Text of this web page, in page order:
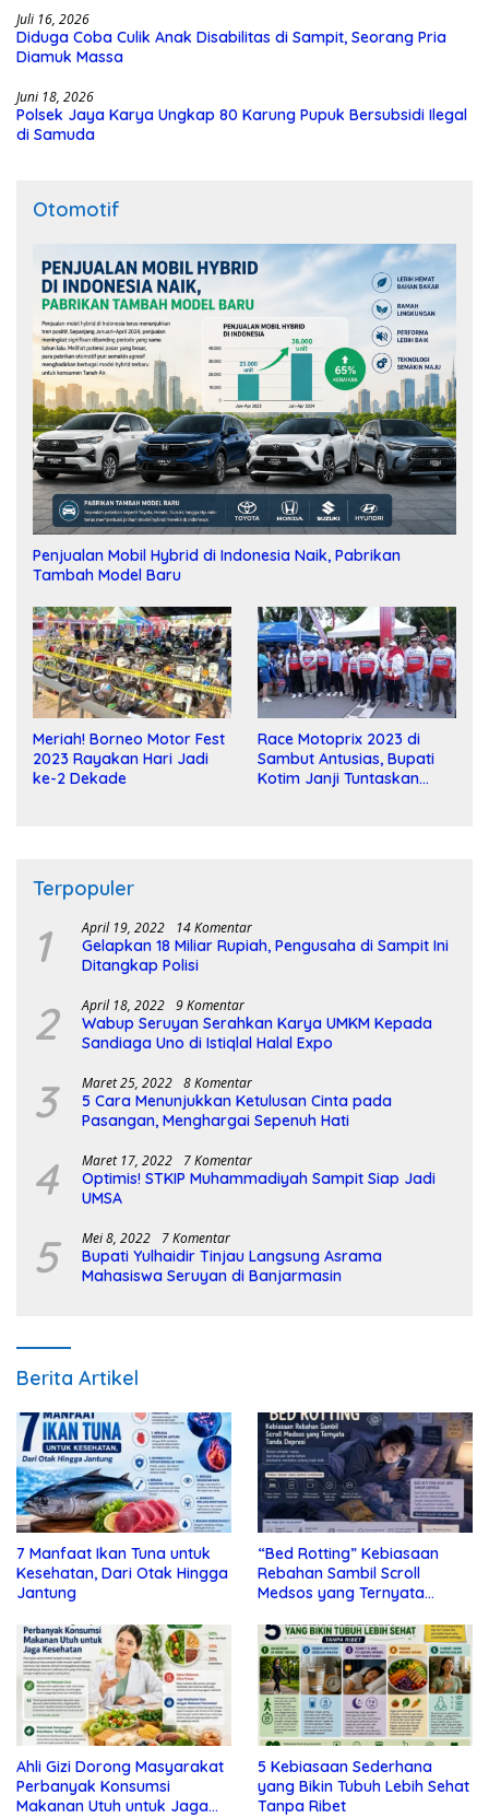
Juli 16, 2026
Diduga Coba Culik Anak Disabilitas di Sampit, Seorang Pria
Diamuk Massa
Juni 18, 2026
Polsek Jaya Karya Ungkap 80 Karung Pupuk Bersubsidi Ilegal
di Samuda
Otomotif
Penjualan Mobil Hybrid di Indonesia Naik, Pabrikan
Tambah Model Baru
Meriah! Borneo Motor Fest
2023 Rayakan Hari Jadi
ke-2 Dekade
Race Motoprix 2023 di
Sambut Antusias, Bupati
Kotim Janji Tuntaskan
Terpopuler
1 April 19, 2022 14 Komentar
Gelapkan 18 Miliar Rupiah, Pengusaha di Sampit Ini
Ditangkap Polisi
2 April 18, 2022 9 Komentar
Wabup Seruyan Serahkan Karya UMKM Kepada
Sandiaga Uno di Istiqlal Halal Expo
3 Maret 25, 2022 8 Komentar
5 Cara Menunjukkan Ketulusan Cinta pada
Pasangan, Menghargai Sepenuh Hati
4 Maret 17, 2022 7 Komentar
Optimis! STKIP Muhammadiyah Sampit Siap Jadi
UMSA
5 Mei 8, 2022 7 Komentar
Bupati Yulhaidir Tinjau Langsung Asrama
Mahasiswa Seruyan di Banjarmasin
Berita Artikel
7 Manfaat Ikan Tuna untuk
Kesehatan, Dari Otak Hingga
Jantung
“Bed Rotting” Kebiasaan
Rebahan Sambil Scroll
Medsos yang Ternyata
Ahli Gizi Dorong Masyarakat
Perbanyak Konsumsi
Makanan Utuh untuk Jaga
5 Kebiasaan Sederhana
yang Bikin Tubuh Lebih Sehat
Tanpa Ribet